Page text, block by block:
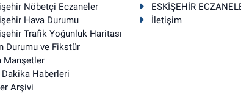
Nöbetçi Eczaneler
Hava Durumu
Trafik Yoğunluk Haritası
Durumu ve Fikstür
Manşetler
Dakika Haberleri
Arşivi
ESKİŞEHİR
İletişim